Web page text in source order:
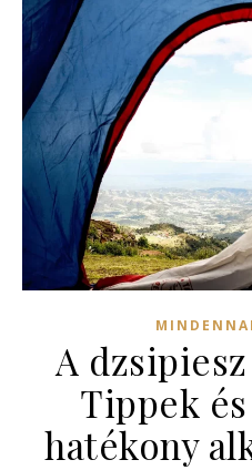
A
Tippek
hatékony